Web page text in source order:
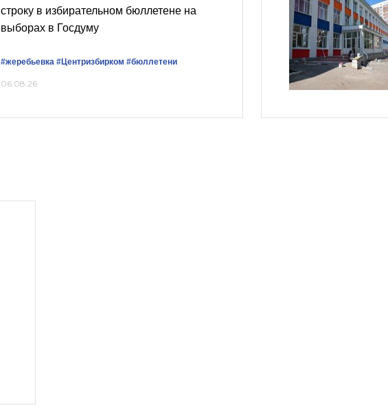
строку в избирательном бюллетене на
выборах в Госдуму
#жеребьевка #Центризбирком #бюллетени
06.08.26